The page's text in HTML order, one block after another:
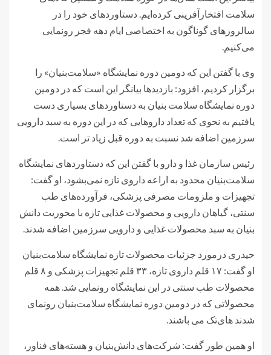
سلامت افتخارآفرینی کرده‌ایم. دستاوردهای خود را در
سالروزهای گوناگون به اختصاصی ایام دهه فجر رونمایی
می‌کنیم.
وی با گفتن این که دومین دوره نمایشگاه «سلامت‌بنیان» را
برگزار کردیم، افزود: بازدید‌ها بیانگر این است که در دومین
دوره نمایشگاه سلامت بنیان به دستاوردهای بسیاری دست
یافتیم به نحوی که تعداد داروهایی که در این دوره به سبد دارویی
سرزمین اضافه شد نسبت به دوره قبل زیاد تر است.
رئیس سازمان غذا و دارو با گفتن این که دستاوردهای نمایشگاه
سلامت‌بنیان محدود به اراعه داروی تازه نمی‌بشود، او گفت:
تجهیزات و ملزومات مصرفی پزشکی، فرآورده‌های طب
سنتی، گیاهان دارویی و محصولات غذایی تازه با محوریت دانش
بنیان به سبد محصولات غذایی و دارویی سرزمین اضافه شدند.
حیدری درمورد جزئیات محصولات تازه نمایشگاه سلامت‌بنیان
او گفت: ۱۷ قلم داروی تازه، ۳۳ قلم تجهیزات پزشکی و ۸ قلم
محصولات طب سنتی در این نمایشگاه رونمایی شد. همه
محصولاتی که در دومین دوره نمایشگاه سلامت‌بنیان رونمای
شدند های‌تک می باشند.
او همین طور گفت: شرکت‌های دانش‌بنیان و هسته‌های فناور،